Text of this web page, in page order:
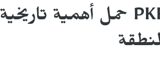
هفيدار خالد: مؤتمر PKK حمل أهمية تاريخية